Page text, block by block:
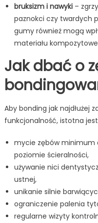
bruksizm i nawyki–
paznokci czy twardych
gumy również mogą
materiału
Jak dbać o
Aby bonding jak najdłużej
funkcjonalność, istotna
mycie zębów minimum
poziomie ścieralności,
używanie nici
ustnej,
unikanie silnie
ograniczenie palenia
regularne wizyty